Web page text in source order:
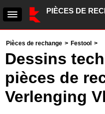
PIÈCES DE
Pièces de rechange > Festool >
Dessins
pièces de
Verlenging